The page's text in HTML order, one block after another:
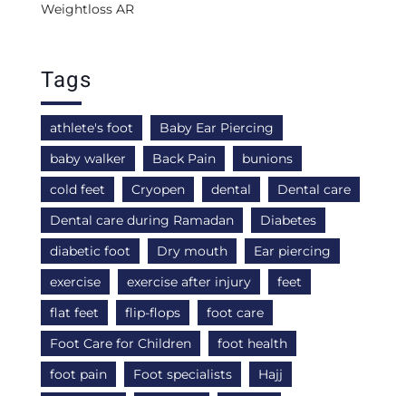
Weightloss AR
Tags
athlete's foot
Baby Ear Piercing
baby walker
Back Pain
bunions
cold feet
Cryopen dental
Dental care
Dental care during Ramadan
Diabetes
diabetic foot
Dry mouth
Ear piercing
exercise
exercise after injury
feet
flat feet
flip-flops
foot care
Foot Care for Children
foot health
foot pain
Foot specialists
Hajj